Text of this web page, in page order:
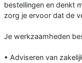
bestellingen en denkt
zorg je ervoor dat de
Je werkzaamheden
• Adviseren van